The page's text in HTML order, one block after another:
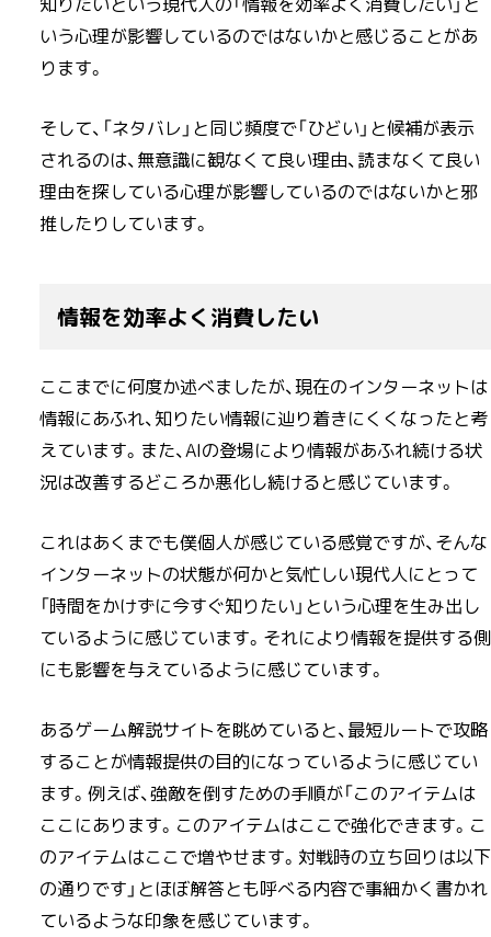
いう心理が影響しているのではないかと感じることがあ
ります。
そして、「ネタバレ」と同じ頻度で「ひどい」と候補が表示
されるのは、無意識に観なくて良い理由、読まなくて良い
理由を探している心理が影響しているのではないかと邪
推したりしています。
情報を効率よく消費したい
ここまでに何度か述べましたが、現在のインターネットは
情報にあふれ、知りたい情報に辿り着きにくくなったと考
えています。また、AIの登場により情報があふれ続ける状
況は改善するどころか悪化し続けると感じています。
これはあくまでも僕個人が感じている感覚ですが、そんな
インターネットの状態が何かと気忙しい現代人にとって
「時間をかけずに今すぐ知りたい」という心理を生み出し
ているように感じています。それにより情報を提供する側
にも影響を与えているように感じています。
あるゲーム解説サイトを眺めていると、最短ルートで攻略
することが情報提供の目的になっているように感じてい
ます。例えば、強敵を倒すための手順が「このアイテムは
ここにあります。このアイテムはここで強化できます。こ
のアイテムはここで増やせます。対戦時の立ち回りは以下
の通りです」とほぼ解答とも呼べる内容で事細かく書かれ
ているような印象を感じています。